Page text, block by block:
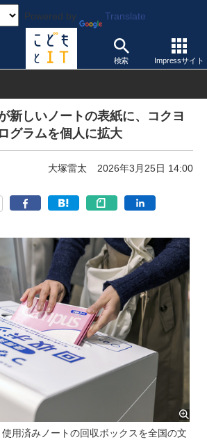
Powered by Translate
検索 Impressサイト
ビス
新しいノートの表紙に、コクヨ
グラムを個人に拡大
大塚雷太 2026年3月25日 14:00
用済みノートの回収ボックスを全国の文